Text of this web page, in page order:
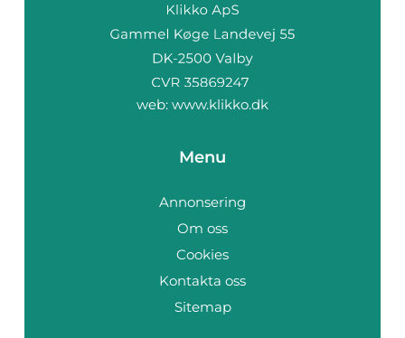
web: www.klikko.dk
Menu
Annonsering
Om oss
Cookies
Kontakta oss
Sitemap